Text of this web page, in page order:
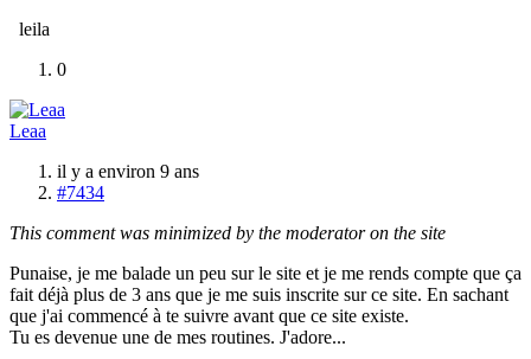
leila
0
Leaa
il y a environ 9 ans
#7434
This comment was minimized by the moderator on the site
Punaise, je me balade un peu sur le site et je me rends compte que ça
fait déjà plus de 3 ans que je me suis inscrite sur ce site. En sachant
que j'ai commencé à te suivre avant que ce site existe.
Tu es devenue une de mes routines. J'adore...